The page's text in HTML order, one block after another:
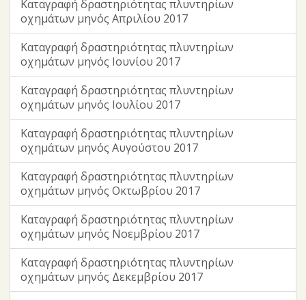
Καταγραφή δραστηριότητας πλυντηρίων
οχημάτων μηνός Απριλίου 2017
Καταγραφή δραστηριότητας πλυντηρίων
οχημάτων μηνός Ιουνίου 2017
Καταγραφή δραστηριότητας πλυντηρίων
οχημάτων μηνός Ιουλίου 2017
Καταγραφή δραστηριότητας πλυντηρίων
οχημάτων μηνός Αυγούστου 2017
Καταγραφή δραστηριότητας πλυντηρίων
οχημάτων μηνός Οκτωβρίου 2017
Καταγραφή δραστηριότητας πλυντηρίων
οχημάτων μηνός Νοεμβρίου 2017
Καταγραφή δραστηριότητας πλυντηρίων
οχημάτων μηνός Δεκεμβρίου 2017